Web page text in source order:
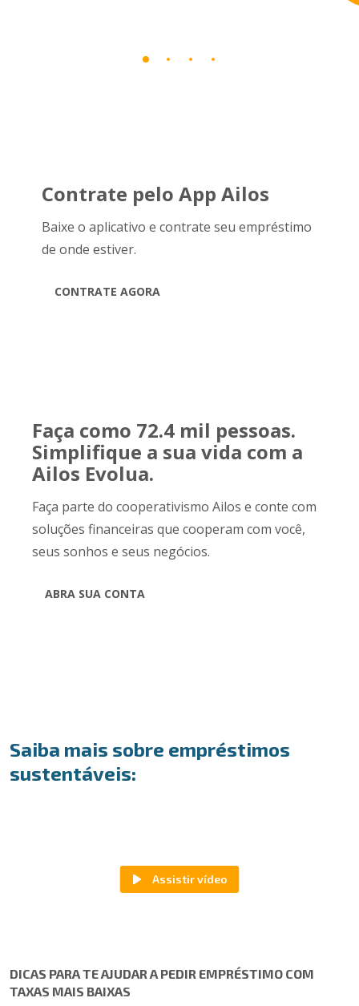
Contrate pelo App Ailos
Baixe o aplicativo e contrate seu empréstimo
de onde estiver.
CONTRATE AGORA
Faça como 72.4 mil pessoas.
Simplifique a sua vida com a
Ailos Evolua.
Faça parte do cooperativismo Ailos e conte com
soluções financeiras que cooperam com você,
seus sonhos e seus negócios.
ABRA SUA CONTA
Saiba mais sobre empréstimos
sustentáveis:
DICAS PARA TE AJUDAR A PEDIR EMPRÉSTIMO COM
TAXAS MAIS BAIXAS